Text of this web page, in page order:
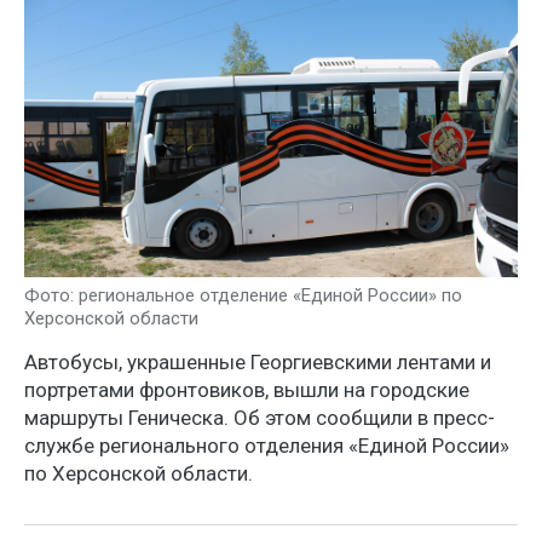
Фото: региональное отделение «Единой России» по
Херсонской области
Автобусы, украшенные Георгиевскими лентами и
портретами фронтовиков, вышли на городские
маршруты Геническа. Об этом сообщили в пресс-
службе регионального отделения «Единой России»
по Херсонской области.